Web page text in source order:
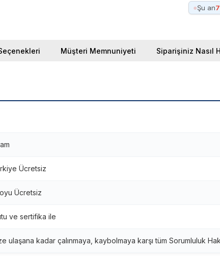
●Şu an7
Müşteri Memnuniyeti Siparişiniz Nasıl
Ücretsiz
Ücretsiz
ve sertifika ile
ulaşana kadar çalınmaya, kaybolmaya karşı tüm Sorumluluk